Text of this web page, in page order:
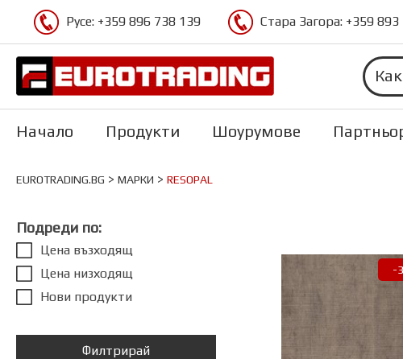
Русе: +359 896 738 139 Стара Загора: +359
Начало Продукти Шоурумове
EUROTRADING.BG > МАРКИ > RESOPAL
Подреди по:
Цена възходящ
Цена низходящ
Нови продукти
Филтрирай
-